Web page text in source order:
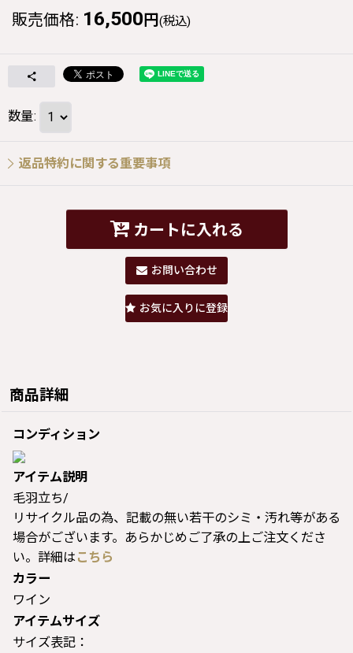
販売価格: 16,500 円 (税込)
数量:
返品特約に関する重要事項
カートに入れる
お問い合わせ
お気に入りに登録
商品詳細
コンディション
アイテム説明
毛羽立ち/
リサイクル品の為、記載の無い若干のシミ・汚れ等がある
場合がございます。あらかじめご了承の上ご注文くださ
い。詳細は こちら
カラー
ワイン
アイテムサイズ
サイズ表記：